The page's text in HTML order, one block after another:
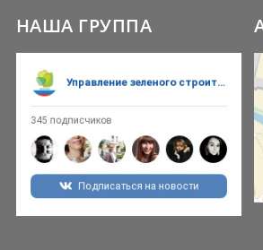
НАША ГРУППА